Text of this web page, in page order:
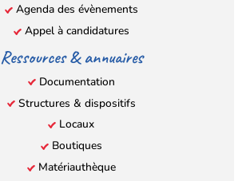
Agenda des évènements
Appel à candidatures
Ressources & annuaires
Documentation
Structures & dispositifs
Locaux
Boutiques
Matériauthèque